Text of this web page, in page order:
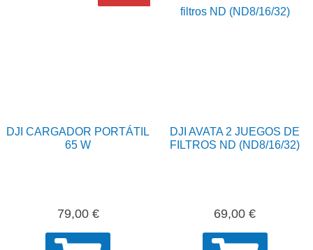
DJI CARGADOR PORTÁTIL
65 W
79,00 €
DJI AVATA 2 JUEGOS DE
FILTROS ND (ND8/16/32)
69,00€